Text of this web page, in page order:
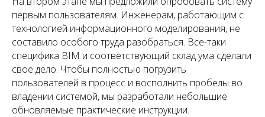
первым пользователям. Инженерам, работающим с
технологией информационного моделирования, не
составило особого труда разобраться. Все-таки
специфика BIM и соответствующий склад ума сделали
свое дело. Чтобы полностью погрузить
пользователей в процесс и восполнить пробелы во
владении системой, мы разработали небольшие
обновляемые практические инструкции.